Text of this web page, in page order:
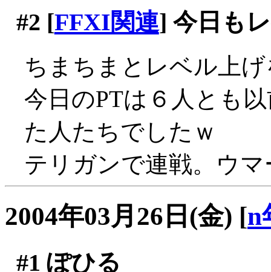
#2 [FFXI関連] 今日も
ちまちまとレベル上
今日のPTは６人とも
た人たちでしたｗ
テリガンで連戦。ウ
2004年03月26日(金) [n
#1 ぽひる